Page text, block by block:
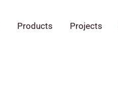
Products Projects